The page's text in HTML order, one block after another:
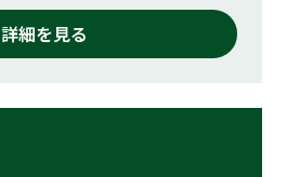
詳細を見る